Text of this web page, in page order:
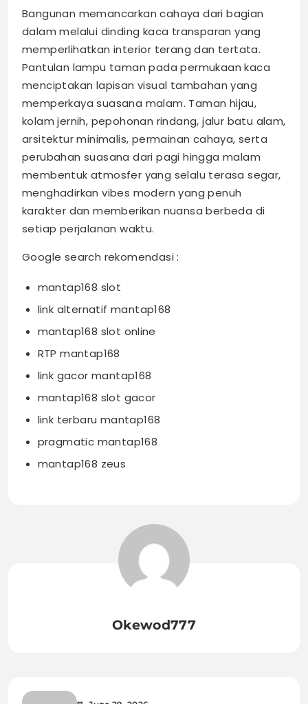
Bangunan memancarkan cahaya dari bagian
dalam melalui dinding kaca transparan yang
memperlihatkan interior terang dan tertata.
Pantulan lampu taman pada permukaan kaca
menciptakan lapisan visual tambahan yang
memperkaya suasana malam. Taman hijau,
kolam jernih, pepohonan rindang, jalur batu alam,
arsitektur minimalis, permainan cahaya, serta
perubahan suasana dari pagi hingga malam
membentuk atmosfer yang selalu terasa segar,
menghadirkan vibes modern yang penuh
karakter dan memberikan nuansa berbeda di
setiap perjalanan waktu.
Google search rekomendasi :
mantap168 slot
link alternatif mantap168
mantap168 slot online
RTP mantap168
link gacor mantap168
mantap168 slot gacor
link terbaru mantap168
pragmatic mantap168
mantap168 zeus
Okewod777